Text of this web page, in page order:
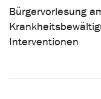
Bürgervorlesung
Interventionen